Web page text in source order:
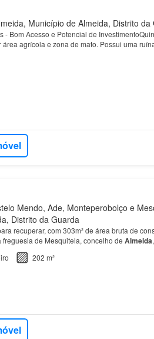
Município de Almeida, Distrito da
- Bom Acesso e Potencial de
área agrícola e zona de mato. Possui uma
Mendo, Ade, Monteperobolço e
Distrito da Guarda
recuperar, com 303m² de área bruta de
de Mesquitela, concelho de Almeida
familiar ou a projeto turístic…
202 m²